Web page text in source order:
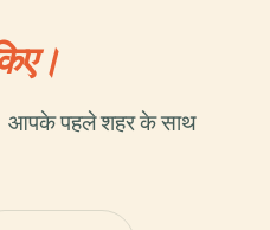
आपके पहले शहर के साथ